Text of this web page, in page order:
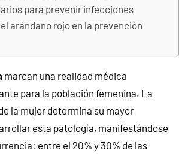
para prevenir infecciones
arándano rojo en la prevención
marcan una realidad médica
para la población femenina. La
la mujer determina su mayor
esta patología, manifestándose
entre el 20% y 30% de las